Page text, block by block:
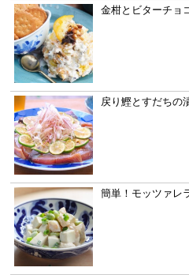
金柑とビターチョ
戻り鰹とすだちの
簡単！モッツァレ